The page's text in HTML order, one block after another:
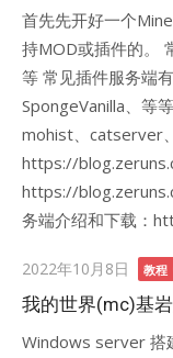
首先先开好一个
持MOD或插件的。
等 常见插件服务端
SpongeVanilla、等
mohist、catserver
https://
https://
务端介绍和下载：
Posted
on
2022年10月8日 教程
我的世界(mc)基
Windows server 搭